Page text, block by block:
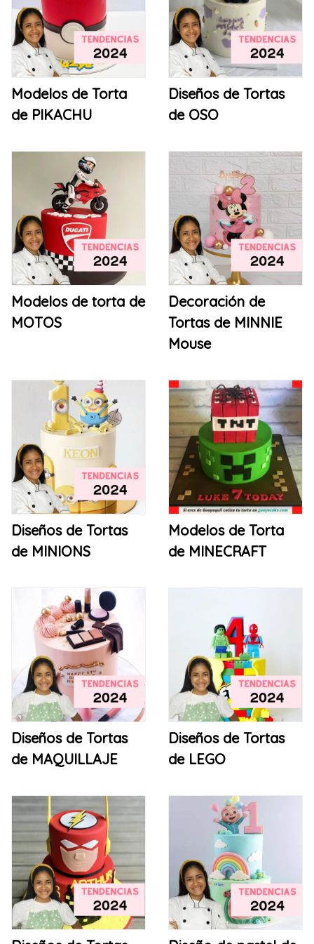
Modelos de Torta
de PIKACHU
Diseños de Tortas
de OSO
Modelos de torta de
MOTOS
Decoración de
Tortas de MINNIE
Mouse
Diseños de Tortas
de MINIONS
Modelos de Torta
de MINECRAFT
Diseños de Tortas
de MAQUILLAJE
Diseños de Tortas
de LEGO